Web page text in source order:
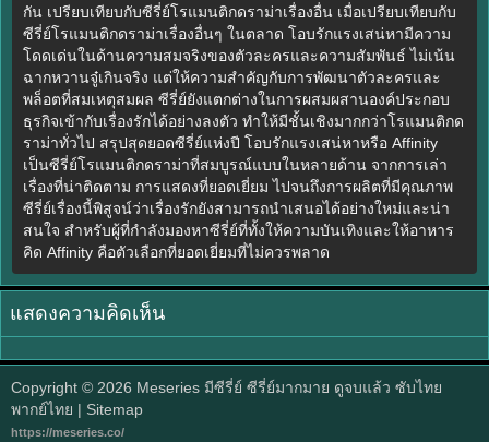
กัน เปรียบเทียบกับซีรี่ย์โรแมนติกดราม่าเรื่องอื่น เมื่อเปรียบเทียบกับ
ซีรี่ย์โรแมนติกดราม่าเรื่องอื่นๆ ในตลาด โอบรักแรงเสน่หามีความ
โดดเด่นในด้านความสมจริงของตัวละครและความสัมพันธ์ ไม่เน้น
ฉากหวานจู๋เกินจริง แต่ให้ความสำคัญกับการพัฒนาตัวละครและ
พล็อตที่สมเหตุสมผล ซีรี่ย์ยังแตกต่างในการผสมผสานองค์ประกอบ
ธุรกิจเข้ากับเรื่องรักได้อย่างลงตัว ทำให้มีชั้นเชิงมากกว่าโรแมนติกด
ราม่าทั่วไป สรุปสุดยอดซีรี่ย์แห่งปี โอบรักแรงเสน่หาหรือ Affinity
เป็นซีรี่ย์โรแมนติกดราม่าที่สมบูรณ์แบบในหลายด้าน จากการเล่า
เรื่องที่น่าติดตาม การแสดงที่ยอดเยี่ยม ไปจนถึงการผลิตที่มีคุณภาพ
ซีรี่ย์เรื่องนี้พิสูจน์ว่าเรื่องรักยังสามารถนำเสนอได้อย่างใหม่และน่า
สนใจ สำหรับผู้ที่กำลังมองหาซีรี่ย์ที่ทั้งให้ความบันเทิงและให้อาหาร
คิด Affinity คือตัวเลือกที่ยอดเยี่ยมที่ไม่ควรพลาด
แสดงความคิดเห็น
Copyright © 2026 Meseries มีซีรี่ย์ ซีรี่ย์มากมาย ดูจบแล้ว ซับไทย
พากย์ไทย | Sitemap
https://meseries.co/